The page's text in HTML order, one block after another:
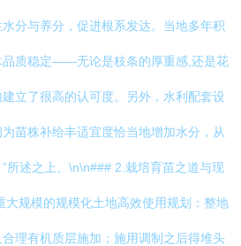
分与养分，促进根系发达。当地多年积
品质稳定——无论是枝条的厚重感,还是花
立了很高的认可度。另外，水利配套设
苗株补给丰适宜度恰当地增加水分，从
所述之上。\n\n### 2.栽培育苗之道与现
规模的规模化土地高效使用规划：整地
理有机质层施加；施用调制之后得堆头